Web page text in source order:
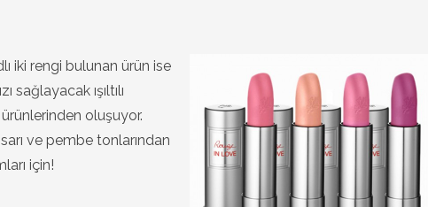
iki rengi bulunan ürün ise
sağlayacak ışıltılı
oluşuyor.
sarı ve pembe tonlarından
için!